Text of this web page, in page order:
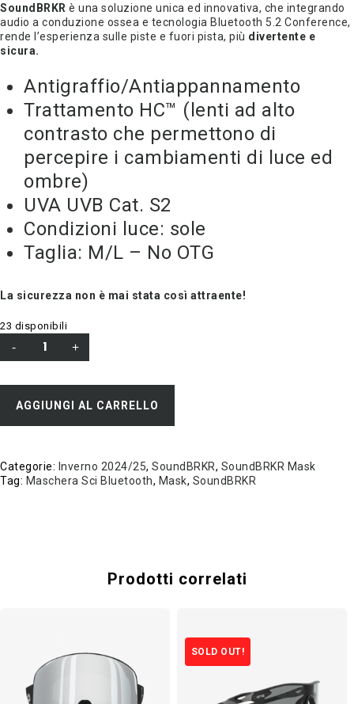
SoundBRKR è una soluzione unica ed innovativa, che integrando
audio a conduzione ossea e tecnologia Bluetooth 5.2 Conference,
rende l’esperienza sulle piste e fuori pista, più divertente e
sicura.
Antigraffio/Antiappannamento
Trattamento HC™ (lenti ad alto
contrasto che permettono di
percepire i cambiamenti di luce ed
ombre)
UVA UVB Cat. S2
Condizioni luce: sole
Taglia: M/L – No OTG
La sicurezza non è mai stata così attraente!
23 disponibili
AGGIUNGI AL CARRELLO
Categorie: Inverno 2024/25, SoundBRKR, SoundBRKR Mask
Tag: Maschera Sci Bluetooth, Mask, SoundBRKR
Prodotti correlati
SOLD OUT!